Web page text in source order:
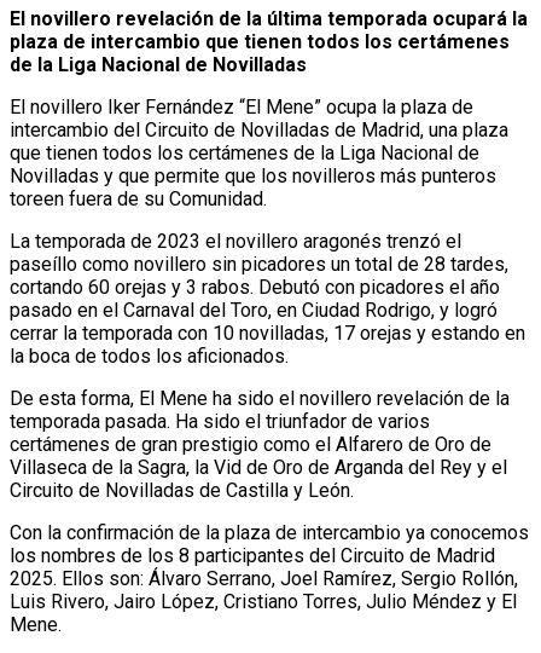
El novillero revelación de la última temporada ocupará la
plaza de intercambio que tienen todos los certámenes
de la Liga Nacional de Novilladas
El novillero Iker Fernández “El Mene” ocupa la plaza de
intercambio del Circuito de Novilladas de Madrid, una plaza
que tienen todos los certámenes de la Liga Nacional de
Novilladas y que permite que los novilleros más punteros
toreen fuera de su Comunidad.
La temporada de 2023 el novillero aragonés trenzó el
paseíllo como novillero sin picadores un total de 28 tardes,
cortando 60 orejas y 3 rabos. Debutó con picadores el año
pasado en el Carnaval del Toro, en Ciudad Rodrigo, y logró
cerrar la temporada con 10 novilladas, 17 orejas y estando en
la boca de todos los aficionados.
De esta forma, El Mene ha sido el novillero revelación de la
temporada pasada. Ha sido el triunfador de varios
certámenes de gran prestigio como el Alfarero de Oro de
Villaseca de la Sagra, la Vid de Oro de Arganda del Rey y el
Circuito de Novilladas de Castilla y León.
Con la confirmación de la plaza de intercambio ya conocemos
los nombres de los 8 participantes del Circuito de Madrid
2025. Ellos son: Álvaro Serrano, Joel Ramírez, Sergio Rollón,
Luis Rivero, Jairo López, Cristiano Torres, Julio Méndez y El
Mene.